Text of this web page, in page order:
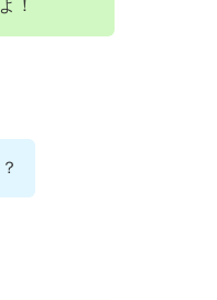
！